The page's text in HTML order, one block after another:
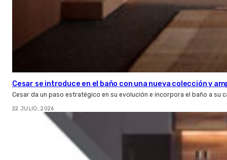
Cesar se introduce en el baño con una nueva colección y
Cesar da un paso estratégico en su evolución e incorpora el baño a su
22 JULIO, 2026